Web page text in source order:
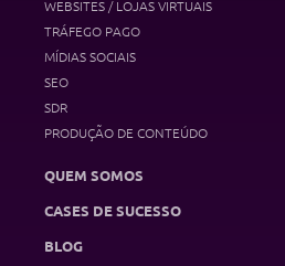
WEBSITES / LOJAS VIRTUAIS
TRÁFEGO PAGO
MÍDIAS SOCIAIS
SEO
SDR
PRODUÇÃO DE CONTEÚDO
QUEM SOMOS
CASES DE SUCESSO
BLOG